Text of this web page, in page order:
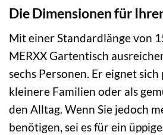
Die Dimensionen für
Mit einer Standardlänge von
MERXX Gartentisch
sechs Personen. Er eignet
kleinere Familien oder als
den Alltag. Wenn Sie jedoch
benötigen, sei es für ein